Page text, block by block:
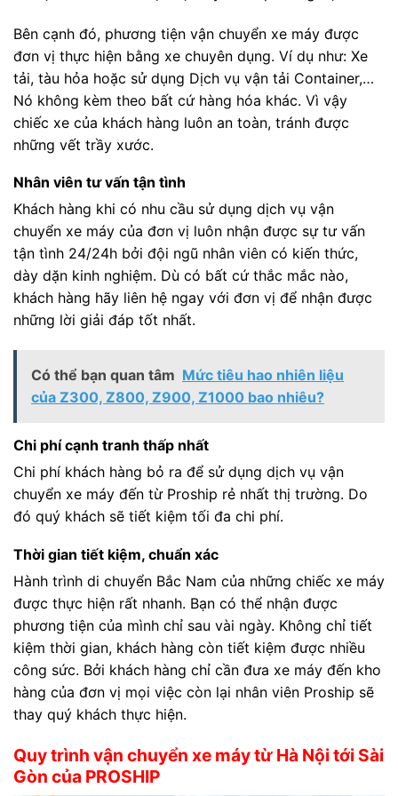
Bên cạnh đó, phương tiện vận chuyển xe máy được
đơn vị thực hiện bằng xe chuyên dụng. Ví dụ như: Xe
tải, tàu hỏa hoặc sử dụng Dịch vụ vận tải Container,…
Nó không kèm theo bất cứ hàng hóa khác. Vì vậy
chiếc xe của khách hàng luôn an toàn, tránh được
những vết trầy xước.
Nhân viên tư vấn tận tình
Khách hàng khi có nhu cầu sử dụng dịch vụ vận
chuyển xe máy của đơn vị luôn nhận được sự tư vấn
tận tình 24/24h bởi đội ngũ nhân viên có kiến thức,
dày dặn kinh nghiệm. Dù có bất cứ thắc mắc nào,
khách hàng hãy liên hệ ngay với đơn vị để nhận được
những lời giải đáp tốt nhất.
Có thể bạn quan tâm Mức tiêu hao nhiên liệu
của Z300, Z800, Z900, Z1000 bao nhiêu?
Chi phí cạnh tranh thấp nhất
Chi phí khách hàng bỏ ra để sử dụng dịch vụ vận
chuyển xe máy đến từ Proship rẻ nhất thị trường. Do
đó quý khách sẽ tiết kiệm tối đa chi phí.
Thời gian tiết kiệm, chuẩn xác
Hành trình di chuyển Bắc Nam của những chiếc xe máy
được thực hiện rất nhanh. Bạn có thể nhận được
phương tiện của mình chỉ sau vài ngày. Không chỉ tiết
kiệm thời gian, khách hàng còn tiết kiệm được nhiều
công sức. Bởi khách hàng chỉ cần đưa xe máy đến kho
hàng của đơn vị mọi việc còn lại nhân viên Proship sẽ
thay quý khách thực hiện.
Quy trình vận chuyển xe máy từ Hà Nội tới Sài
Gòn của PROSHIP